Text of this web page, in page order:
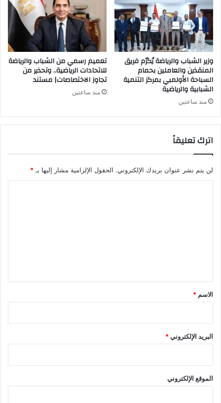
وزير الشباب والرياضة يُكرّم فريق
المنقذين والعاملين بحمام
السباحة الأولمبي بمركز التنمية
الشبابية والرياضية
منذ ساعتين
تعميم رسمي من الشباب والرياضة
للاتحادات الرياضية.. وتحذير من
تجاوز الاختصاصات| مستند
منذ ساعتين
اترك تعليقاً
لن يتم نشر عنوان بريدك الإلكتروني. الحقول الإلزامية مشار إليها بـ*
*
الاسم *
البريد الإلكتروني*
الموقع الإلكتروني